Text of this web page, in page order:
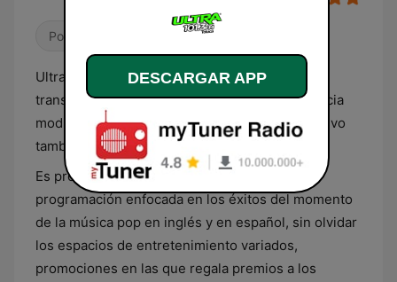
Pop / Top 40 Latino
Ultra 101.3 FM es una estación de radio que
transmite desde y para Toluca en esta frecuencia
modulada. Su emisión se puede escuchar en vivo
también en todo el mundo por internet.
Es propiedad de Grupo Ultra y transmite una
programación enfocada en los éxitos del momento
de la música pop en inglés y en español, sin olvidar
los espacios de entretenimiento variados,
promociones en las que regala premios a los
DESCARGAR APP